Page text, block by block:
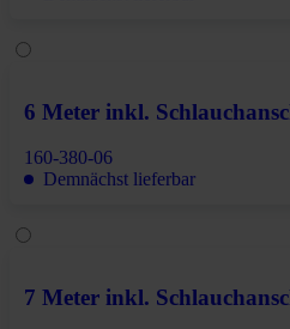
6 Meter inkl.
160-380-06
Demnächst lieferbar
7 Meter inkl.